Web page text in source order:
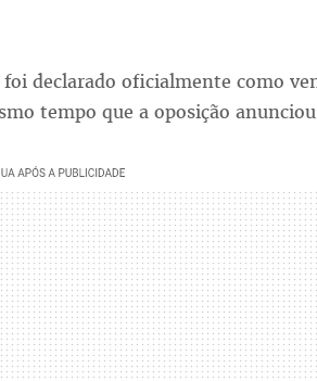
declarado oficialmente como
tempo que a oposição